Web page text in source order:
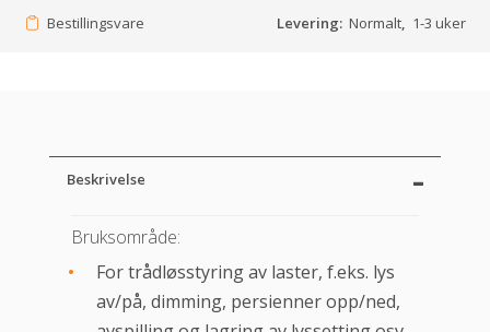
Bestillingsvare Levering: Normalt, 1-3 uker
Beskrivelse
Bruksområde:
For trådløsstyring av laster, f.eks. lys
av/på, dimming, persienner opp/ned,